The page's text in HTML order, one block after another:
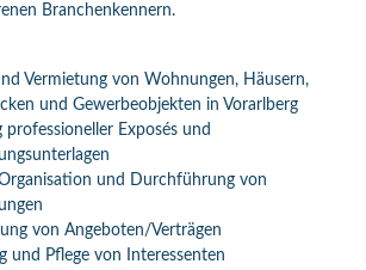
Branchenkennern.
Vermietung von Wohnungen, Häusern,
und Gewerbeobjekten in Vorarlberg
professioneller Exposés und
und Durchführung von
von Angeboten/Verträgen
und Pflege von Interessenten